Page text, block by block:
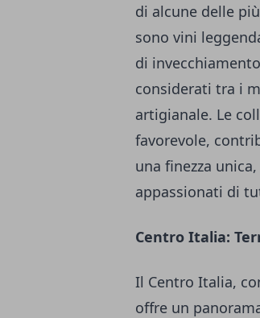
di alcune delle
sono vini
di
considerati tra i
artigianale. Le
favorevole,
una finezza
appassionati di
Centro Italia:
Il Centro Italia,
offre un